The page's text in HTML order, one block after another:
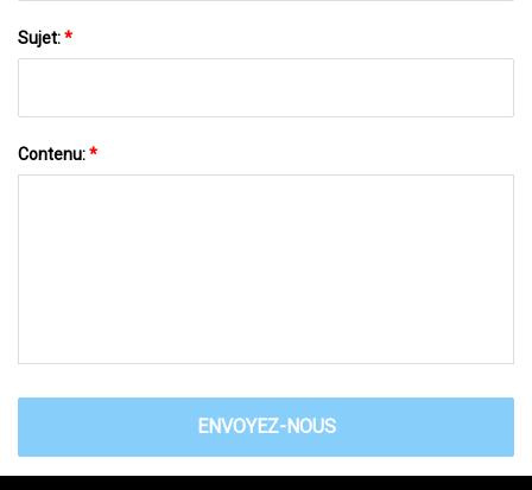
Sujet:*
Contenu:*
ENVOYEZ-NOUS